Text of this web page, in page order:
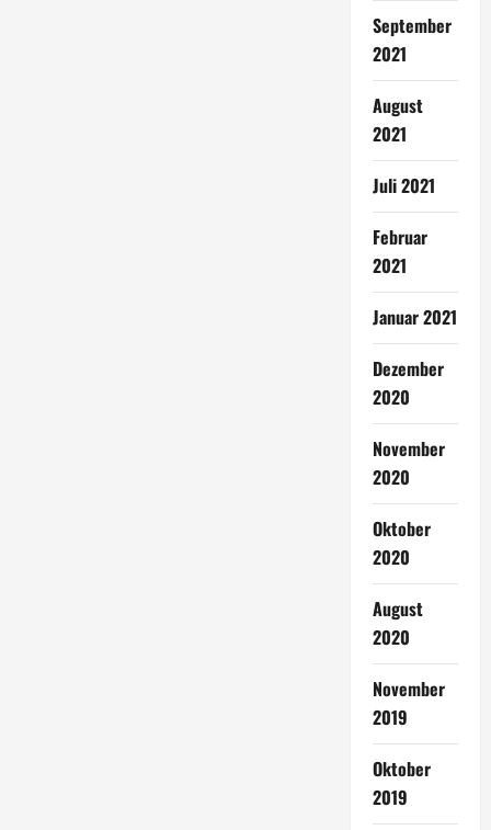
September
2021
August
2021
Juli 2021
Februar
2021
Januar 2021
Dezember
2020
November
2020
Oktober
2020
August
2020
November
2019
Oktober
2019